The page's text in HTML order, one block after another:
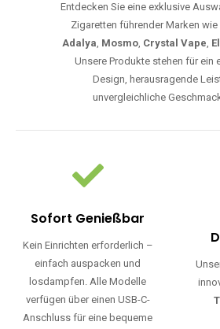
Entdecken Sie eine exklusive
Zigaretten führender Marken wie
Adalya, Mosmo, Crystal Vape,
Unsere Produkte stehen für ein
Design, herausragende
unvergleichliche
Sofort Genießbar
Kein Einrichten erforderlich –
einfach auspacken und
losdampfen. Alle Modelle
verfügen über einen USB-C-
Anschluss für eine bequeme